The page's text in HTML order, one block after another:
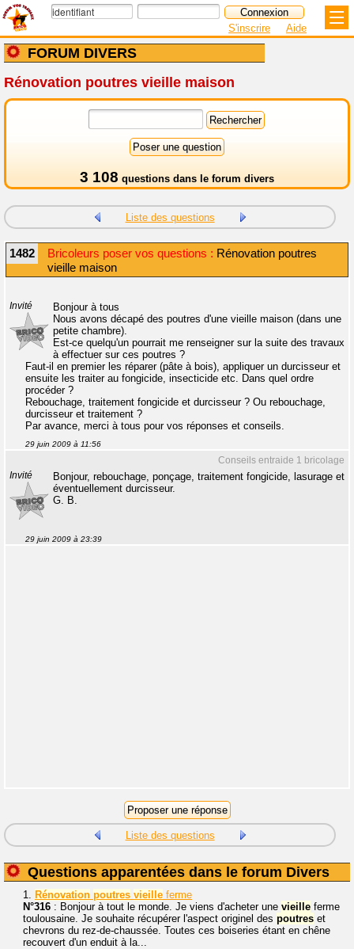
FORUM DIVERS
S'inscrire Aide
Rénovation poutres vieille maison
3 108 questions dans le forum divers
Liste des questions
1482 Bricoleurs poser vos questions : Rénovation poutres
vieille maison
Invité
Bonjour à tous
Nous avons décapé des poutres d'une vieille maison (dans une
petite chambre).
Est-ce quelqu'un pourrait me renseigner sur la suite des travaux
à effectuer sur ces poutres ?
Faut-il en premier les réparer (pâte à bois), appliquer un durcisseur et
ensuite les traiter au fongicide, insecticide etc. Dans quel ordre
procéder ?
Rebouchage, traitement fongicide et durcisseur ? Ou rebouchage,
durcisseur et traitement ?
Par avance, merci à tous pour vos réponses et conseils.
29 juin 2009 à 11:56
Conseils entraide 1 bricolage
Invité
Bonjour, rebouchage, ponçage, traitement fongicide, lasurage et
éventuellement durcisseur.
G. B.
29 juin 2009 à 23:39
Liste des questions
Questions apparentées dans le forum Divers
1. Rénovation poutres vieille ferme
N°316 : Bonjour à tout le monde. Je viens d'acheter une vieille ferme
toulousaine. Je souhaite récupérer l'aspect originel des poutres et
chevrons du rez-de-chaussée. Toutes ces boiseries étant en chêne
recouvert d'un enduit à la...